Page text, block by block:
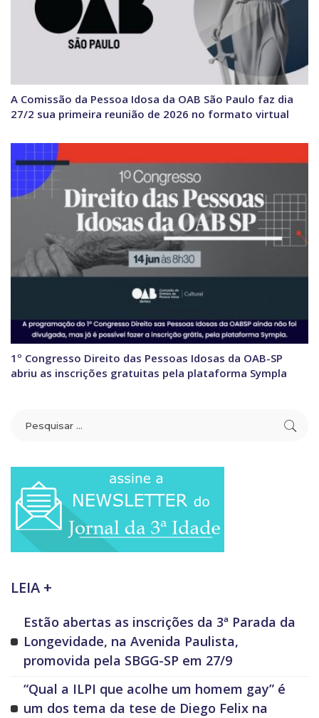
A Comissão da Pessoa Idosa da OAB São Paulo faz dia
27/2 sua primeira reunião de 2026 no formato virtual
1º Congresso Direito das Pessoas Idosas da OAB-SP
abriu as inscrições gratuitas pela plataforma Sympla
LEIA +
Estão abertas as inscrições da 3ª Parada da
Longevidade, na Avenida Paulista,
promovida pela SBGG-SP em 27/9
“Qual a ILPI que acolhe um homem gay” é
um dos tema da tese de Diego Felix na